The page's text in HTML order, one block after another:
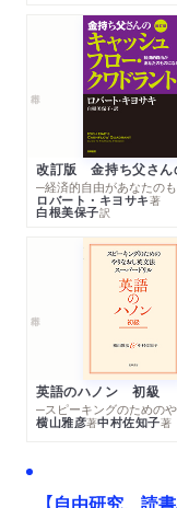
─経済的自由があなたの
ロバート・キヨサキ著
白根美保子訳
英語のハノン 初級
横山雅彦著中村佐知子著
【自由研究、読